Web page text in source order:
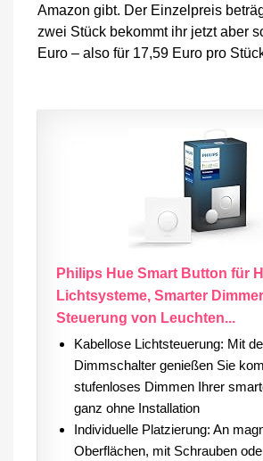
Amazon gibt. Der Einzelpreis
zwei Stück bekommt ihr jetzt aber
Euro – also für 17,59 Euro pro
Philips Hue Smart Button für
Lichtsysteme, Smarter
Steuerung von Leuchten...
Kabellose Lichtsteuerung: Mit
Dimmschalter genießen Sie
stufenloses Dimmen Ihrer
ganz ohne Installation
Individuelle Platzierung: An
Oberflächen, mit Schrauben